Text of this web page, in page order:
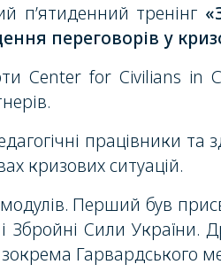
п’ятиденний тренінг
переговорів у
Center for Civilians in
працівники та
кризових ситуацій.
Перший був
і Збройні Сили України.
Гарвардського